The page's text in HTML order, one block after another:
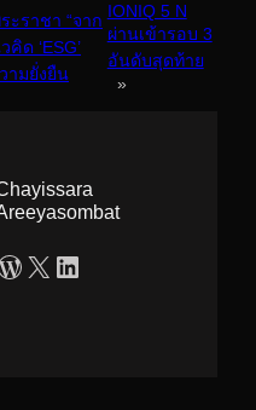
ราชา “จาก
ด ‘ESG’
ามยั่งยืน
IONIQ 5 N
ผ่านเข้ารอบ 3
อันดับสุดท้าย
»
X LinkedIn